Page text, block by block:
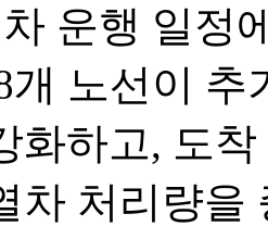
운행 일정
개 노선이
화하고, 도
차 처리량을